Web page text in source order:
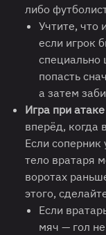
либо
Учтите, что
если игрок
специально
попасть
а затем
Игра при
вперёд, когда
Если
тело вратаря
воротах
этого,
Если
мяч — гол